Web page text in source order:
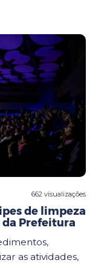
662 visualizações
de limpeza
da Prefeitura
as atividades,